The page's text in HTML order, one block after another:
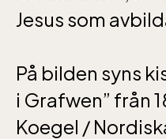
Jesus som
På bilden syns
i Grafwen” från
Koegel /
Bergbanan har
öppet under